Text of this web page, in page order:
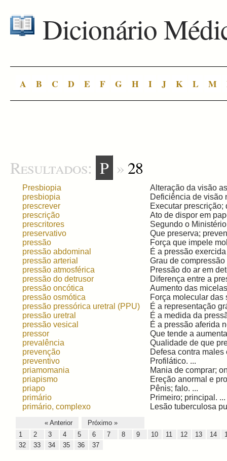
Dicionário
A B C D E F G H I J K L M
Resultados: P » 28
Presbiopia
Alteração da visão
presbiopia
Deficiência de visão
prescrever
Executar prescrição;
prescrição
Ato de dispor em
prescritores
Segundo o
preservativo
Que preserva;
pressão
Força que impele
pressão abdominal
É a pressão
pressão arterial
Grau de
pressão atmosférica
Pressão do ar em
pressão do detrusor
Diferença entre a
pressão oncótica
Aumento das
pressão osmótica
Força molecular das
pressão pressórica uretral (PPU)
É a representação
pressão uretral
É a medida da
pressão vesical
É a pressão aferida
pressor
Que tende a
prevalência
Qualidade de que
prevenção
Defesa contra males
preventivo
Profilático. ...
priamomania
Mania de comprar;
priapismo
Ereção anormal e
priapo
Pênis; falo. ...
primário
Primeiro; principal. ...
primário, complexo
Lesão tuberculosa
« Anterior
Próximo »
1
2 3 4 5 6 7 8 9 10 11 12 13 14
32
33 34 35 36 37